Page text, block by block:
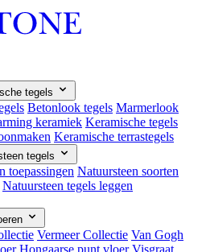
tegels
Betonlook tegels Marmerlook
keramiek Keramische tegels
Keramische terrastegels
tegels
toepassingen Natuursteen soorten
Natuursteen tegels leggen
Vermeer Collectie Van Gogh
Hongaarse punt vloer Visgraat